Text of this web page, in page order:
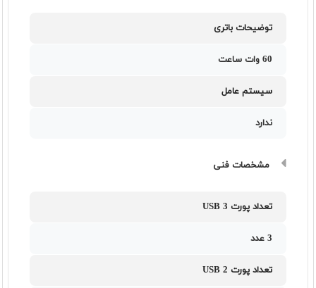
توضیحات باتری
60 وات ساعت
سیستم عامل
ندارد
مشخصات فنی
تعداد پورت USB 3
3 عدد
تعداد پورت USB 2